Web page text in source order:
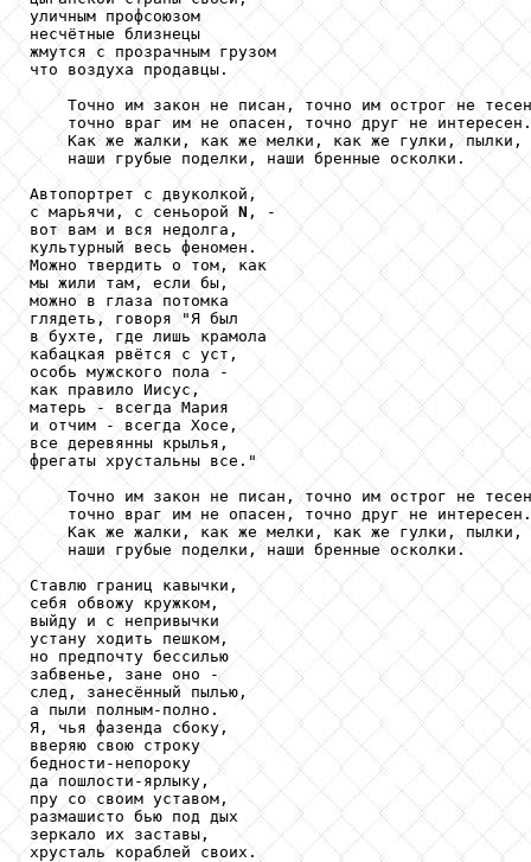
уличным профсоюзом
несчётные близнецы
жмутся с прозрачным грузом
что воздуха продавцы.
Точно им закон не писан, точно им острог не
    точно враг им не опасен, точно друг не интересен.
Как же жалки, как же мелки, как же гулки, пылки,
    наши грубые поделки, наши бренные осколки.
Автопортрет с двуколкой,
с марьячи, с сеньорой N , -
вот вам и вся недолга,
культурный весь феномен.
Можно твердить о том, как
мы жили там, если бы,
можно в глаза потомка
глядеть, говоря "Я был
в бухте, где лишь крамола
кабацкая рвётся с уст,
особь мужского пола -
как правило Иисус,
матерь - всегда Мария
и отчим - всегда Хосе,
все деревянны крылья,
фрегаты хрустальны все."
Точно им закон не писан, точно им острог не
    точно враг им не опасен, точно друг не интересен.
Как же жалки, как же мелки, как же гулки, пылки,
    наши грубые поделки, наши бренные осколки.
Ставлю границ кавычки,
себя обвожу кружком,
выйду и с непривычки
устану ходить пешком,
но предпочту бессилью
забвенье, зане оно -
след, занесённый пылью,
а пыли полным-полно.
Я, чья фазенда сбоку,
вверяю свою строку
бедности-непороку
да пошлости-ярлыку,
пру со своим уставом,
размашисто бью под дых
зеркало их заставы,
хрусталь кораблей своих.